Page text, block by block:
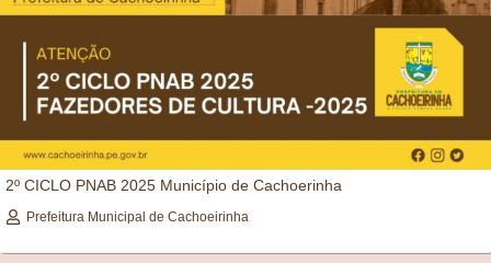
2º CICLO PNAB 2025 Município de Cachoerinha
Prefeitura Municipal de Cachoeirinha